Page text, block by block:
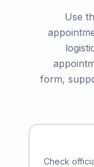
Use
form,
Check